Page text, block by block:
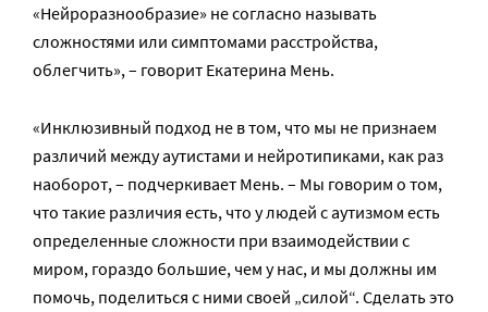
«Нейроразнообразие» не согласно называть
сложностями или симптомами расстройства,
облегчить», – говорит Екатерина Мень.
«Инклюзивный подход не в том, что мы не признаем
различий между аутистами и нейротипиками, как раз
наоборот, – подчеркивает Мень. – Мы говорим о том,
что такие различия есть, что у людей с аутизмом есть
определенные сложности при взаимодействии с
миром, гораздо большие, чем у нас, и мы должны им
помочь, поделиться с ними своей „силой“. Сделать это